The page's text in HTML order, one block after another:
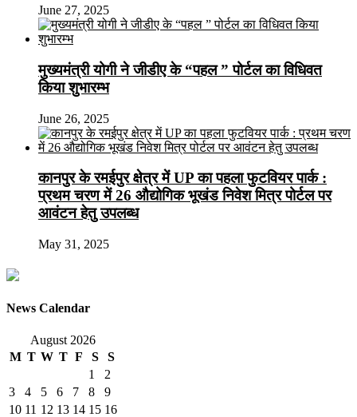
June 27, 2025
मुख्यमंत्री योगी ने जीडीए के “पहल ” पोर्टल का विधिवत
किया शुभारम्भ
June 26, 2025
कानपुर के रमईपुर क्षेत्र में UP का पहला फुटवियर पार्क :
प्रथम चरण में 26 औद्योगिक भूखंड निवेश मित्र पोर्टल पर
आवंटन हेतु उपलब्ध
May 31, 2025
News Calendar
August 2026
M T W T F S
S
1
2
3
4 5 6 7 8
9
10 11 12 13 14 15 16